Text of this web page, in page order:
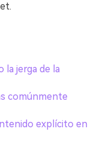
la jerga de la
comúnmente
explícito en